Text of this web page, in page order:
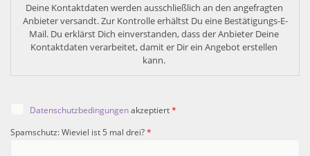
Deine Kontaktdaten werden ausschließlich an den angefragten
Anbieter versandt. Zur Kontrolle erhältst Du eine Bestätigungs-E-
Mail. Du erklärst Dich einverstanden, dass der Anbieter Deine
Kontaktdaten verarbeitet, damit er Dir ein Angebot erstellen
kann.
Datenschutzbedingungenakzeptiert*
Spamschutz: Wieviel ist 5 mal drei?*